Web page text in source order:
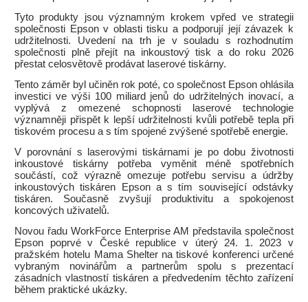
Tyto produkty jsou významným krokem vpřed ve strategii
společnosti Epson v oblasti tisku a podporují její závazek k
udržitelnosti. Uvedení na trh je v souladu s rozhodnutím
společnosti plně přejít na inkoustový tisk a do roku 2026
přestat celosvětově prodávat laserové tiskárny.
Tento záměr byl učiněn rok poté, co společnost Epson ohlásila
investici ve výši 100 miliard jenů do udržitelných inovací, a
vyplývá z omezené schopnosti laserové technologie
významněji přispět k lepší udržitelnosti kvůli potřebě tepla při
tiskovém procesu a s tím spojené zvýšené spotřebě energie.
V porovnání s laserovými tiskárnami je po dobu životnosti
inkoustové tiskárny potřeba vyměnit méně spotřebních
součástí, což výrazně omezuje potřebu servisu a údržby
inkoustových tiskáren Epson a s tím související odstávky
tiskáren. Současně zvyšují produktivitu a spokojenost
koncových uživatelů.
Novou řadu WorkForce Enterprise AM představila společnost
Epson poprvé v České republice v úterý 24. 1. 2023 v
pražském hotelu Mama Shelter na tiskové konferenci určené
vybraným novinářům a partnerům spolu s prezentací
zásadních vlastností tiskáren a předvedením těchto zařízení
během praktické ukázky.